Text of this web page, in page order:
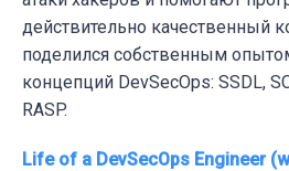
действительно качественный
поделился собственным
концепций DevSecOps: SSDL,
RASP.
Life of a DevSecOps Engineer